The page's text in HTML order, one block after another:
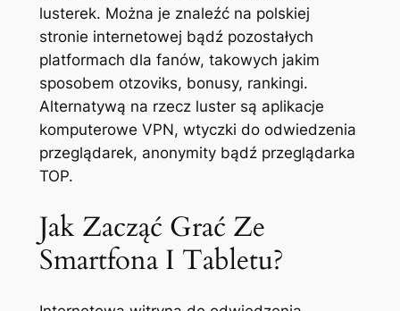
lusterek. Można je znaleźć na polskiej
stronie internetowej bądź pozostałych
platformach dla fanów, takowych jakim
sposobem otzoviks, bonusy, rankingi.
Alternatywą na rzecz luster są aplikacje
komputerowe VPN, wtyczki do odwiedzenia
przeglądarek, anonymity bądź przeglądarka
TOP.
Jak Zacząć Grać Ze
Smartfona I Tabletu?